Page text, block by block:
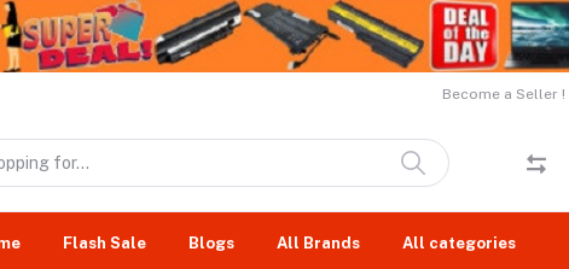
Become a Seller !
Flash Sale Blogs All Brands All categories